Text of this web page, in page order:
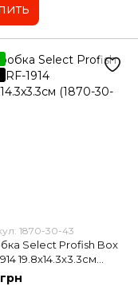
1870-30-43
Select Profish Box
19.8x14.3x3.3см
43)